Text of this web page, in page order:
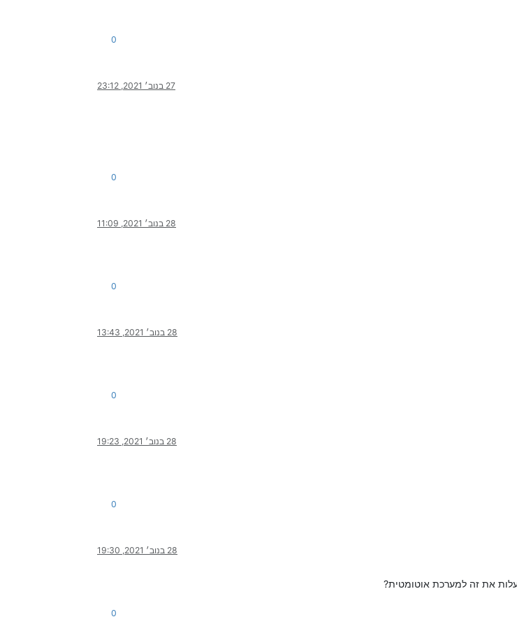
0
27 בנוב׳ 2021, 23:12
0
28 בנוב׳ 2021, 11:09
0
28 בנוב׳ 2021, 13:43
0
28 בנוב׳ 2021, 19:23
0
28 בנוב׳ 2021, 19:30
את זה למערכת אוטומטית?
0